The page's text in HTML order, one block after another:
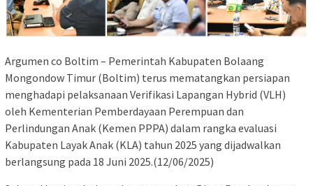
Argumen co Boltim – Pemerintah Kabupaten Bolaang
Mongondow Timur (Boltim) terus mematangkan persiapan
menghadapi pelaksanaan Verifikasi Lapangan Hybrid (VLH)
oleh Kementerian Pemberdayaan Perempuan dan
Perlindungan Anak (Kemen PPPA) dalam rangka evaluasi
Kabupaten Layak Anak (KLA) tahun 2025 yang dijadwalkan
berlangsung pada 18 Juni 2025.(12/06/2025)